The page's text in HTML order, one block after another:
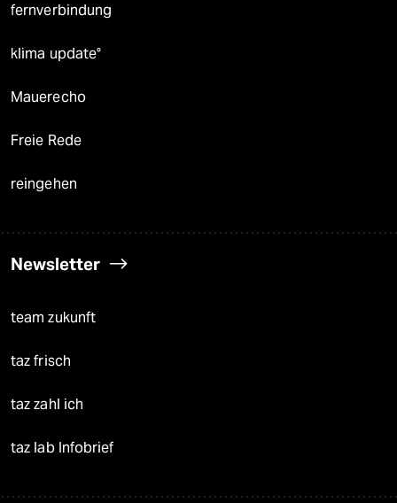
fernverbindung
klima update°
Mauerecho
Freie Rede
reingehen
Newsletter
team zukunft
taz frisch
taz zahl ich
taz lab Infobrief